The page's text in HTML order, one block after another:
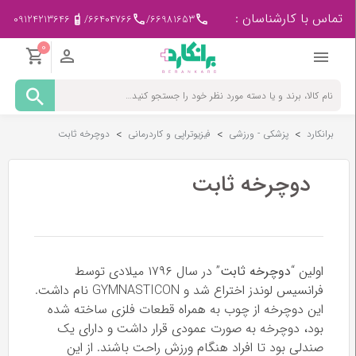
تماس با کارشناسان : 66981653
/
66404766
/
09124213646
0
مادر
کودک
پزشکی
در
لوازم
مصرفی
پزشکی
برانکارد > پزشکی - ورزشی > فیزیوتراپی و کاردرمانی > دوچرخه ثابت
دوچرخه ثابت
اولین “دوچرخه ثابت
” در سال ۱۷۹۶ میلادی توسط
فرانسیس لوندز اختراع شد و GYMNASTICON نام داشت.
این دوچرخه از چوب به همراه قطعات فلزی ساخته شده
بود، دوچرخه به صورت عمودی قرار داشت و دارای یک
صندلی بود تا افراد هنگام ورزش راحت باشند. از این